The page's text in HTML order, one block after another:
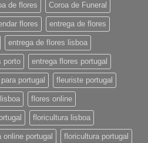
de flores Coroa de Funeral
flores entrega de flores
entrega de flores lisboa
porto entrega flores portugal
portugal fleuriste portugal
flores online
floricultura lisboa
online portugal floricultura portugal